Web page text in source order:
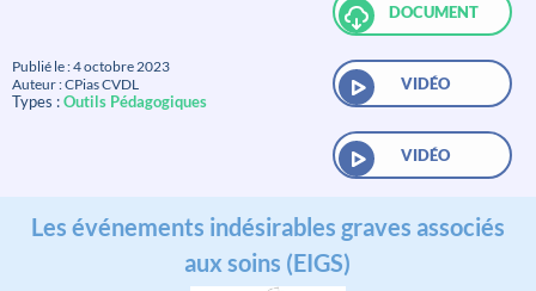
Publié le : 4 octobre 2023
Auteur : CPias CVDL
Types :Outils Pédagogiques
DOCUMENT
VIDÉO
VIDÉO
Les événements indésirables graves associés
aux soins (EIGS)